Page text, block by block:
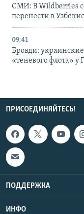
СМИ: В Wildberries
перенести в
09:41
Бровди:
«теневого флота» у
ПРИСОЕДИНЯЙТЕСЬ!
ПОДДЕРЖКА
ИНФО